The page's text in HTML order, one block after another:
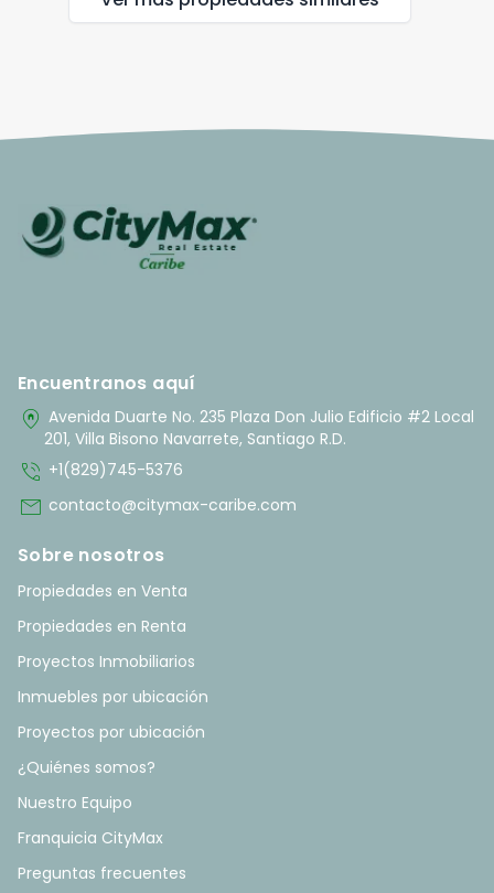
Encuentranos aquí
home_pin Avenida Duarte No. 235 Plaza Don Julio Edificio #2 Local
201, Villa Bisono Navarrete, Santiago R.D.
phone_in_talk +1(829)745-5376
mail contacto@citymax-caribe.com
Sobre nosotros
Propiedades en Venta
Propiedades en Renta
Proyectos Inmobiliarios
Inmuebles por ubicación
Proyectos por ubicación
¿Quiénes somos?
Nuestro Equipo
Franquicia CityMax
Preguntas frecuentes